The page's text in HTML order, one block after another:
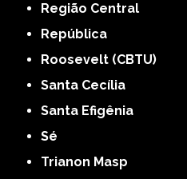
Região Central
República
Roosevelt (CBTU)
Santa Cecília
Santa Efigênia
Sé
Trianon Masp